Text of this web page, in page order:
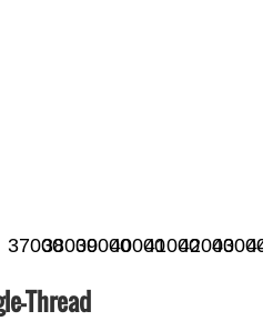
37000380003900040000410004200043000
Thread